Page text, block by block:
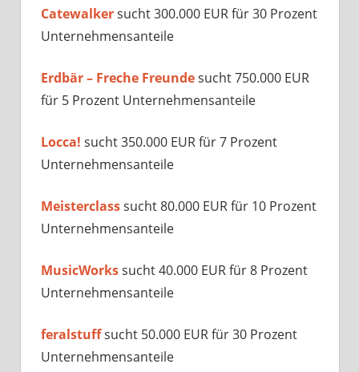
2014
Catewalkersucht 300.000 EUR für 30 Prozent
Unternehmensanteile
Erdbär – Freche Freundesucht 750.000 EUR
für 5 Prozent Unternehmensanteile
Locca! sucht 350.000 EUR für 7 Prozent
Unternehmensanteile
Meisterclasssucht 80.000 EUR für 10 Prozent
Unternehmensanteile
MusicWorkssucht 40.000 EUR für 8 Prozent
Unternehmensanteile
feralstuffsucht 50.000 EUR für 30 Prozent
Unternehmensanteile